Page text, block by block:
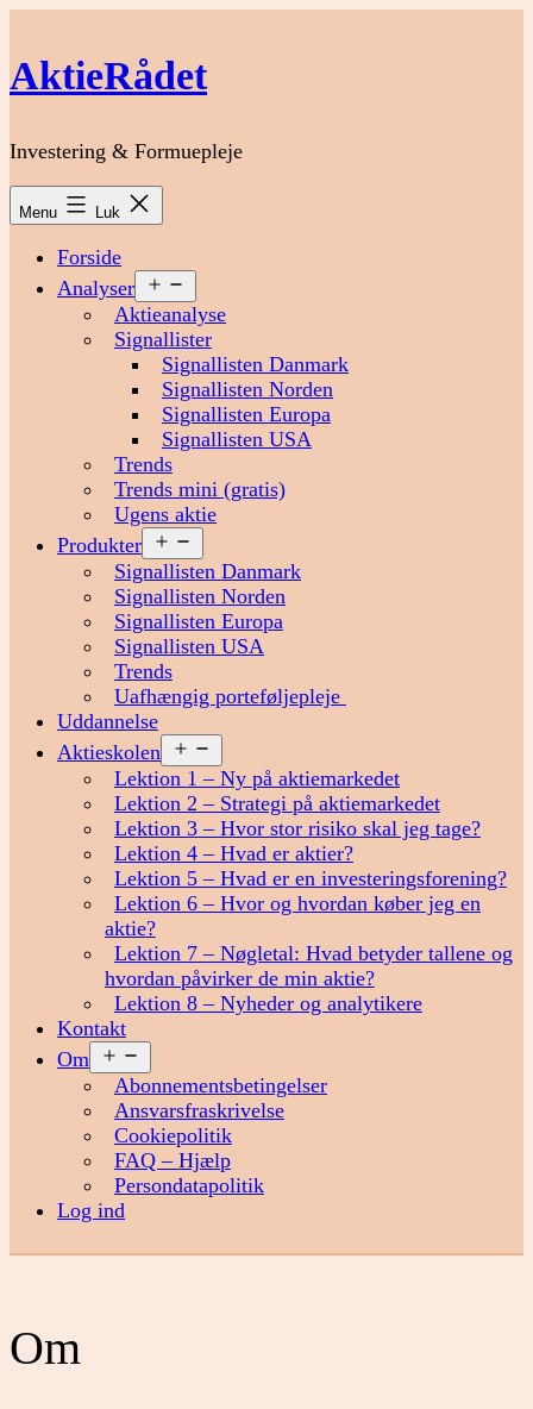
indhold
AktieRådet
Investering & Formuepleje
Menu Luk
Forside
Analyser
menu
Aktieanalyse
Signallister
Signallisten Danmark
Signallisten Norden
Signallisten Europa
Signallisten USA
Trends
Trends mini (gratis)
Ugens aktie
Produkter
menu
Signallisten Danmark
Signallisten Norden
Signallisten Europa
Signallisten USA
Trends
Uafhængig porteføljepleje
Uddannelse
Aktieskolen
menu
Lektion 1 – Ny på aktiemarkedet
Lektion 2 – Strategi på aktiemarkedet
Lektion 3 – Hvor stor risiko skal jeg tage?
Lektion 4 – Hvad er aktier?
Lektion 5 – Hvad er en investeringsforening?
Lektion 6 – Hvor og hvordan køber jeg en
aktie?
Lektion 7 – Nøgletal: Hvad betyder tallene og
hvordan påvirker de min aktie?
Lektion 8 – Nyheder og analytikere
Kontakt
Om
menu
Abonnementsbetingelser
Ansvarsfraskrivelse
Cookiepolitik
FAQ – Hjælp
Persondatapolitik
Log ind
Om